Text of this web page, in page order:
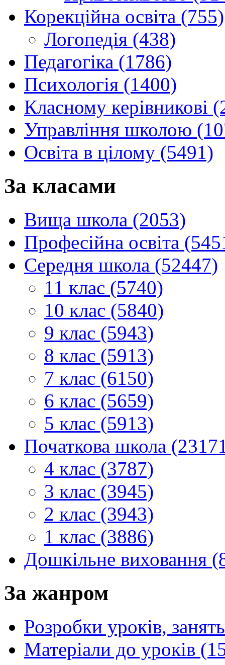
Корекційна освіта (755)
Логопедія (438)
Педагогіка (1786)
Психологія (1400)
Класному керівникові
Управління школою
Освіта в цілому (5491)
За класами
Вища школа (2053)
Професійна освіта
Середня школа (52447)
11 клас (5740)
10 клас (5840)
9 клас (5943)
8 клас (5913)
7 клас (6150)
6 клас (5659)
5 клас (5913)
Початкова школа
4 клас (3787)
3 клас (3945)
2 клас (3943)
1 клас (3886)
Дошкільне виховання
За жанром
Розробки уроків,
Матеріали до уроків